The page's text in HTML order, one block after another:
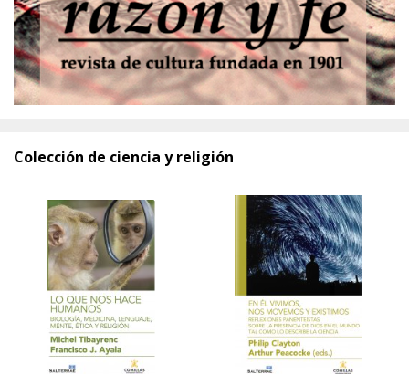
Colección de ciencia y religión